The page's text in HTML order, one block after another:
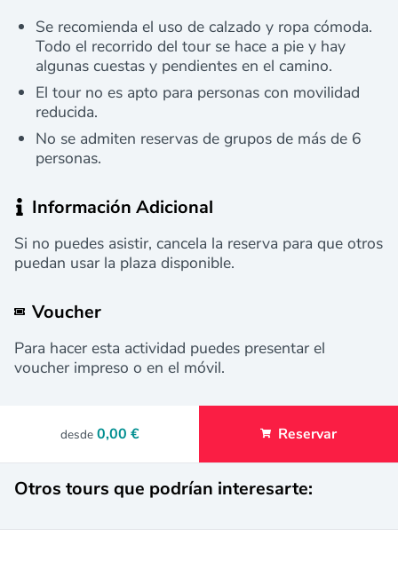
Se recomienda el uso de calzado y ropa cómoda.
Todo el recorrido del tour se hace a pie y hay
algunas cuestas y pendientes en el camino.
El tour no es apto para personas con movilidad
reducida.
No se admiten reservas de grupos de más de 6
personas.
Información Adicional
Si no puedes asistir, cancela la reserva para que otros
puedan usar la plaza disponible.
Voucher
Para hacer esta actividad puedes presentar el
voucher impreso o en el móvil.
desde 0,00 € Reservar
Otros tours que podrían interesarte: